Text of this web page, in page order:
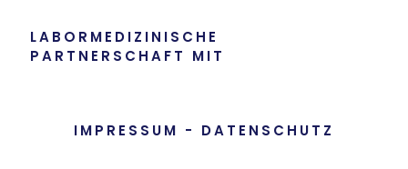
IMPRESSUM - DATENSCHUTZ
LABORMEDIZINISCHE
PARTNERSCHAFT MIT